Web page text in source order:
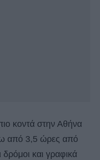
κοντά στην Αθήνα
από 3,5 ώρες από
και γραφικά